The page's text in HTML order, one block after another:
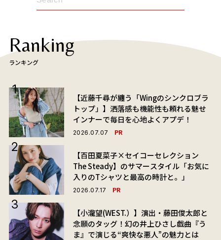
Ranking
ランキング
【近藤千尋が纏う「Wingのシンクロブラ
トップ」】洒落感も機能性も頼れる魅せ
インナーで毎日を心地よくアプデ！
2026.07.07 PR
【百田夏菜子×セイコーセレクション
The Steady】のサマースタイル「お気に
入りのTシャツと最高の時計と。」
2026.07.17 PR
【小瀧望(WEST.）】演出・藤田俊太郎と
念願のタッグ！幻の井上ひさし戯曲『う
ま』で演じる“爽快な悪人”の魅力とは